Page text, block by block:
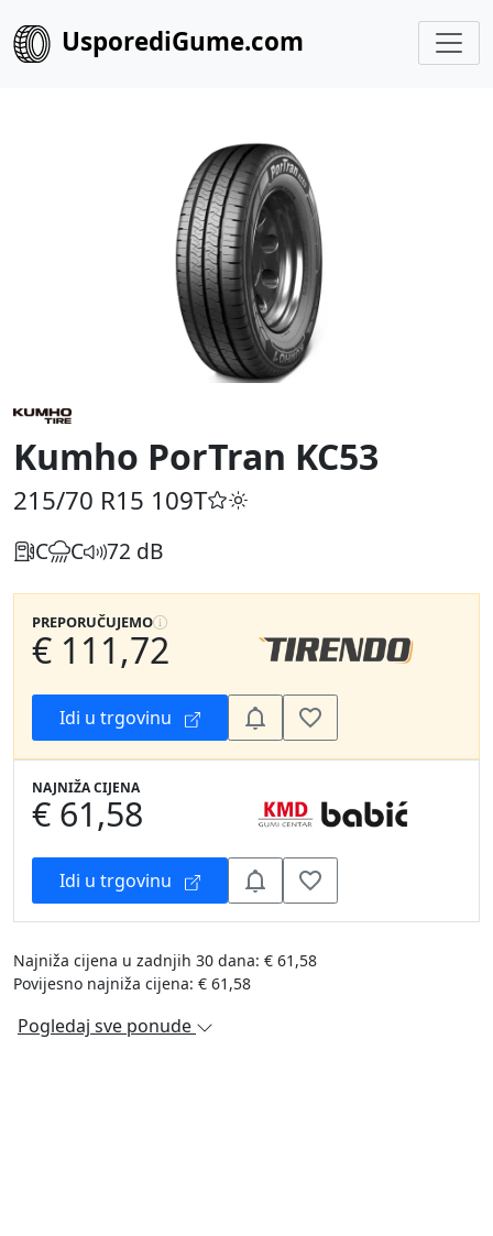
UsporediGume.com
Kumho PorTran KC53
215/70 R15 109T
C C 72 dB
PREPORUČUJEMO
€ 111,72
Idi u trgovinu
NAJNIŽA CIJENA
€ 61,58
Idi u trgovinu
Najniža cijena u zadnjih 30 dana: € 61,58
Povijesno najniža cijena: € 61,58
Pogledaj sve ponude